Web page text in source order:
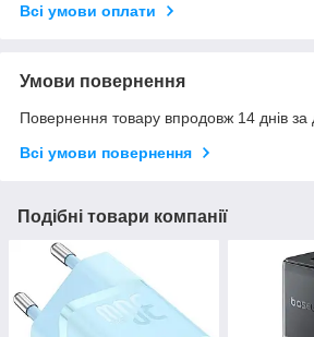
Всі умови оплати
Умови повернення
Повернення товару впродовж 14 днів за
Всі умови повернення
Подібні товари компанії